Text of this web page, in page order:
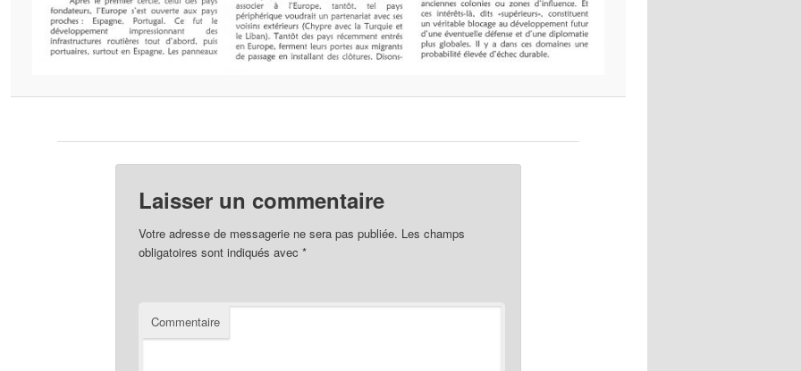
Laisser un commentaire
Votre adresse de messagerie ne sera pas publiée. Les champs
obligatoires sont indiqués avec *
Commentaire